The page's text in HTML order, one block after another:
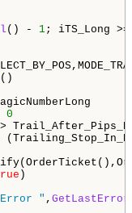
() - 1; iTS_Long
()
0
)
Error " , GetLastError